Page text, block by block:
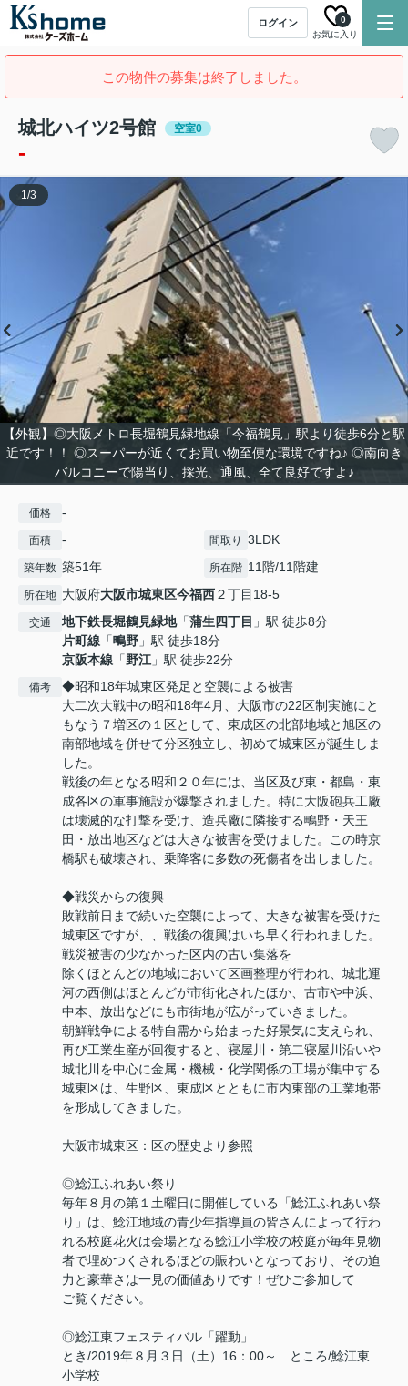
ログイン
お気に入り
0
この物件の募集は終了しました。
城北ハイツ2号館 空室0
-
【外観】◎大阪メトロ長堀鶴見緑地線「今福鶴見」駅より徒歩6分と駅
近です！！ ◎スーパーが近くてお買い物至便な環境ですね♪ ◎南向き
バルコニーで陽当り、採光、通風、全て良好ですよ♪
1/3
価格 -
面積 - 間取り 3LDK
築年数 築51年 所在階 11階/11階建
所在地 大阪府大阪市城東区今福西２丁目18-5
交通 地下鉄長堀鶴見緑地「蒲生四丁目 」駅 徒歩8分
片町線 「鴫野 」駅 徒歩18分
京阪本線 「野江」駅 徒歩22分
備考
◆昭和18年城東区発足と空襲による被害
大二次大戦中の昭和18年4月、大阪市の22区制実施にと
もなう７増区の１区として、東成区の北部地域と旭区の
南部地域を併せて分区独立し、初めて城東区が誕生しま
した。
戦後の年となる昭和２０年には、当区及び東・都島・東
成各区の軍事施設が爆撃されました。特に大阪砲兵工廠
は壊滅的な打撃を受け、造兵廠に隣接する鴫野・天王
田・放出地区などは大きな被害を受けました。この時京
橋駅も破壊され、乗降客に多数の死傷者を出しました。
◆戦災からの復興
敗戦前日まで続いた空襲によって、大きな被害を受けた
城東区ですが、、戦後の復興はいち早く行われました。
戦災被害の少なかった区内の古い集落を
除くほとんどの地域において区画整理が行われ、城北運
河の西側はほとんどが市街化されたほか、古市や中浜、
中本、放出などにも市街地が広がっていきました。
朝鮮戦争による特自需から始まった好景気に支えられ、
再び工業生産が回復すると、寝屋川・第二寝屋川沿いや
城北川を中心に金属・機械・化学関係の工場が集中する
城東区は、生野区、東成区とともに市内東部の工業地帯
を形成してきました。
大阪市城東区：区の歴史より参照
◎鯰江ふれあい祭り
毎年８月の第１土曜日に開催している「鯰江ふれあい祭
り」は、鯰江地域の青少年指導員の皆さんによって行わ
れる校庭花火は会場となる鯰江小学校の校庭が毎年見物
者で埋めつくされるほどの賑わいとなっており、その迫
力と豪華さは一見の価値ありです！ぜひご参加して
ご覧ください。
◎鯰江東フェスティバル「躍動」
とき/2019年８月３日（土）16：00～ ところ/鯰江東
小学校